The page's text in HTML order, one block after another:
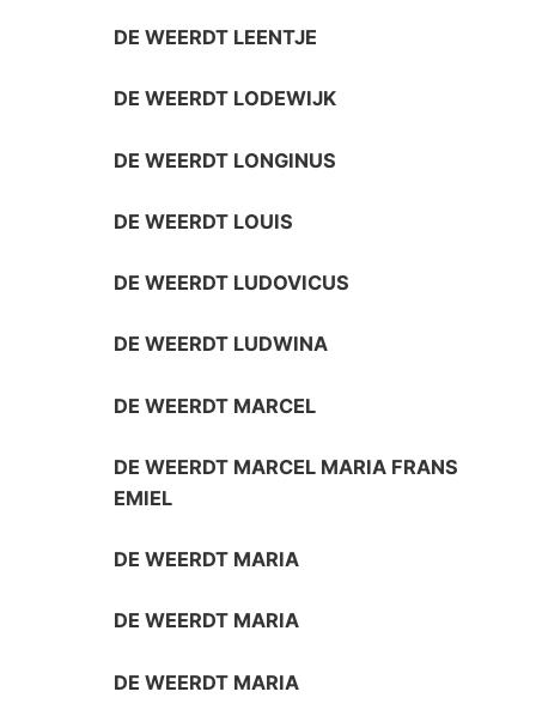
DE WEERDT LEENTJE
DE WEERDT LODEWIJK
DE WEERDT LONGINUS
DE WEERDT LOUIS
DE WEERDT LUDOVICUS
DE WEERDT LUDWINA
DE WEERDT MARCEL
DE WEERDT MARCEL MARIA FRANS
EMIEL
DE WEERDT MARIA
DE WEERDT MARIA
DE WEERDT MARIA